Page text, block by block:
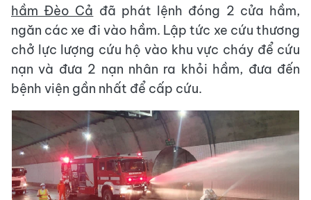
hầm Đèo Cả đã phát lệnh đóng 2 cửa hầm,
ngăn các xe đi vào hầm. Lập tức xe cứu thương
chở lực lượng cứu hộ vào khu vực cháy để cứu
nạn và đưa 2 nạn nhân ra khỏi hầm, đưa đến
bệnh viện gần nhất để cấp cứu.